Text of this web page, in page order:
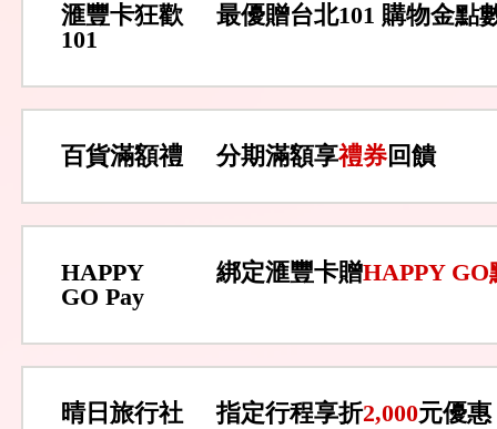
滙豐卡狂歡
101
最優贈台北101 購物金點
百貨滿額禮 分期滿額享禮券回饋
HAPPY
GO Pay
綁定滙豐卡贈HAPPY GO
晴日旅行社 指定行程享折2,000元優惠